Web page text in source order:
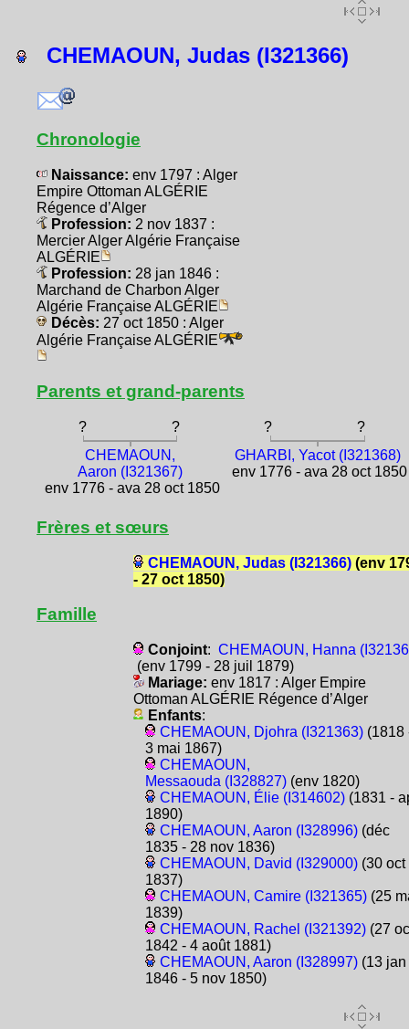
CHEMAOUN, Judas (I321366)
Chronologie
Naissance: env 1797 : Alger
Empire Ottoman ALGÉRIE
Régence d’Alger
Profession: 2 nov 1837 :
Mercier Alger Algérie Française
ALGÉRIE
Profession: 28 jan 1846 :
Marchand de Charbon Alger
Algérie Française ALGÉRIE
Décès: 27 oct 1850 : Alger
Algérie Française ALGÉRIE
Parents et grand-parents
? ? ?
?
CHEMAOUN,
Aaron (I321367)
env 1776 - ava 28 oct 1850
GHARBI, Yacot (I321368)
env 1776 - ava 28 oct 1850
Frères et sœurs
CHEMAOUN, Judas (I321366)(env
- 27 oct 1850)
Famille
Conjoint: CHEMAOUN, Hanna
(env 1799 - 28 juil 1879)
Mariage: env 1817 : Alger Empire
Ottoman ALGÉRIE Régence d’Alger
Enfants:
CHEMAOUN, Djohra (I321363)(1818
3 mai 1867)
CHEMAOUN,
Messaouda (I328827)(env 1820)
CHEMAOUN, Élie (I314602)(1831 -
1890)
CHEMAOUN, Aaron (I328996)(déc
1835 - 28 nov 1836)
CHEMAOUN, David (I329000)(30 oct
1837)
CHEMAOUN, Camire (I321365)(25
1839)
CHEMAOUN, Rachel (I321392)(27
1842 - 4 août 1881)
CHEMAOUN, Aaron (I328997)(13 jan
1846 - 5 nov 1850)